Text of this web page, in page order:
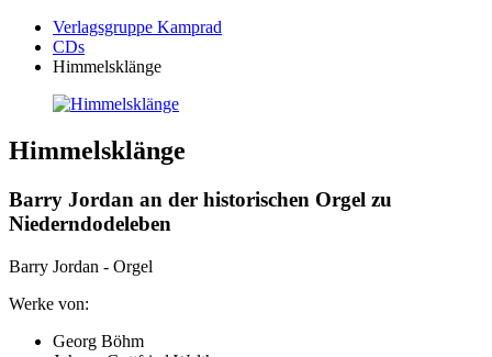
Verlagsgruppe Kamprad
CDs
Himmelsklänge
Himmelsklänge
Barry Jordan an der historischen Orgel zu
Niederndodeleben
Barry Jordan - Orgel
Werke von:
Georg Böhm